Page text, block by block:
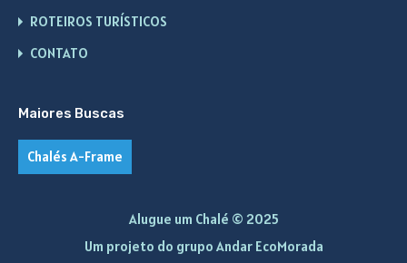
ROTEIROS TURÍSTICOS
CONTATO
Maiores Buscas
Chalés A-Frame
Alugue um Chalé © 2025
Um projeto do grupo Andar EcoMorada